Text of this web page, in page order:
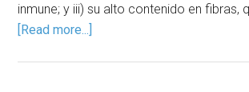
inmune; y iii) su alto contenido en fibras,
[Read more...]